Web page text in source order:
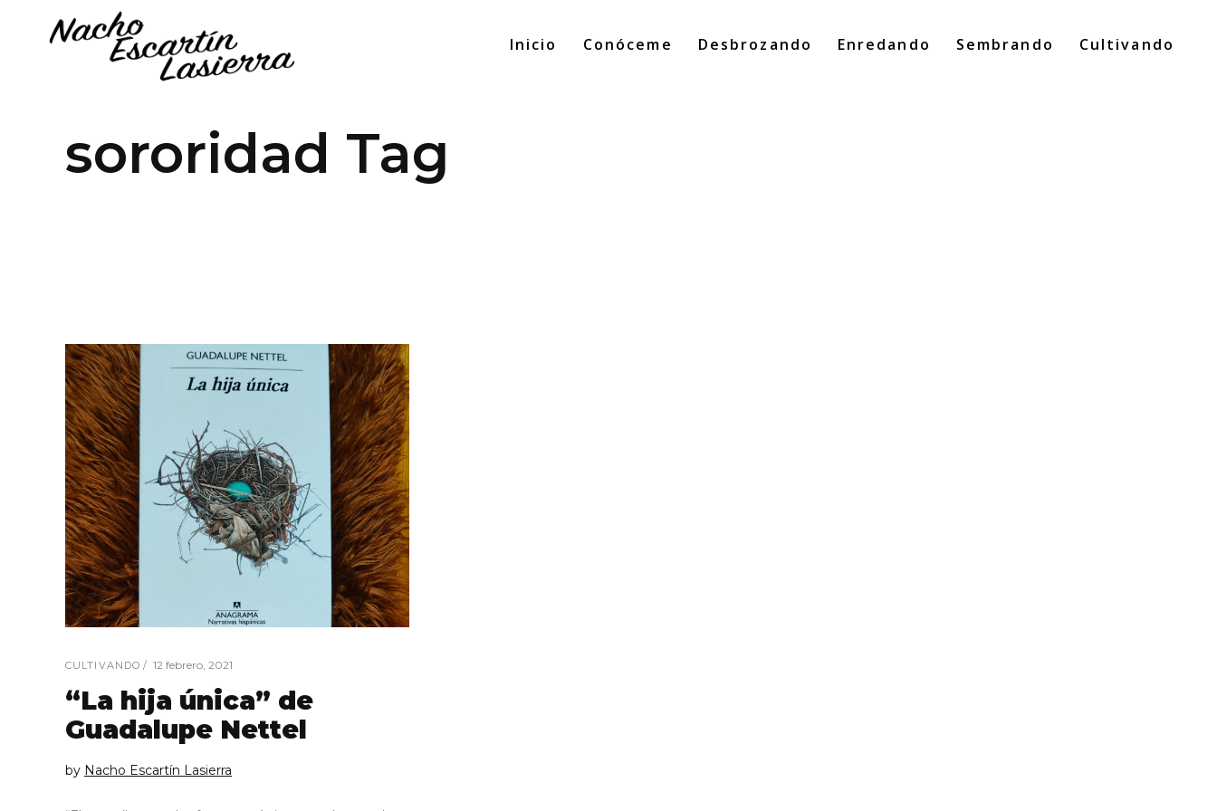
Inicio Conóceme Desbrozando Enredando Sembrando Cultivando
sororidad Tag
CULTIVANDO 12 febrero, 2021
“La hija única” de
Guadalupe Nettel
by Nacho Escartín Lasierra